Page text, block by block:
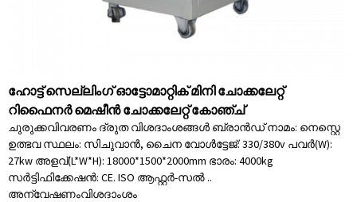
ഹോട്ട് സെല്ലിംഗ് ഓട്ടോമാറ്റിക് മിനി ചോക്കലേറ്റ്
റിഫൈനർ മെഷീൻ ചോക്കലേറ്റ് കോഞ്ച്
ചുരുക്കവിവരണം ദ്രുത വിശദാംശങ്ങൾ ബ്രാൻഡ് നാമം: നെസ്റ്റെ
ഉത്ഭവ സ്ഥലം: സിചുവാൻ, ചൈന വോൾട്ടേജ്: 330/380v പവർ(W):
27kw അളവ്(L*W*H): 18000*1500*2000mm ഭാരം: 4000kg
സർട്ടിഫിക്കേഷൻ: CE. ISO ആഫ്റ്റർ-സൽ ..
അന്വേഷണംവിശദാംശം